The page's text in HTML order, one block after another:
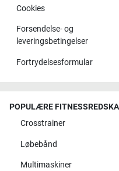
Cookies
Forsendelse- og
leveringsbetingelser
Fortrydelsesformular
POPULÆRE
Crosstrainer
Løbebånd
Multimaskiner